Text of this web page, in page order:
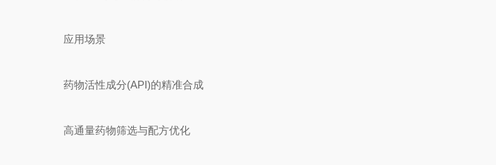
应用场景
药物活性成分(API)的精准合成
高通量药物筛选与配方优化